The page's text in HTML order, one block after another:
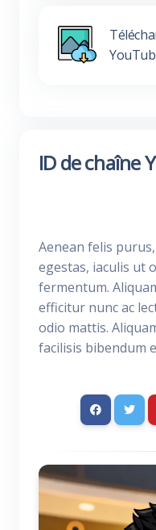
ID de chaîne
Aenean felis
egestas, iaculis ut
fermentum.
efficitur nunc ac
odio mattis.
facilisis bibendum